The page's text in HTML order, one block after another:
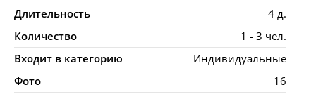
Длительность
4 д.
Количество
1 - 3 чел.
Входит в категорию
Индивидуальные
Фото
16